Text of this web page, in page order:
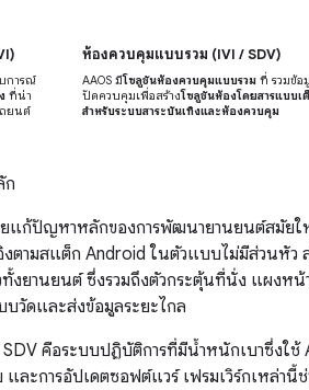
การณ์
ที่น่า
ยนต์
ห้องควบคุมแบบรวม (IVI / SDV)
AAOS มีโซลูชันห้องควบคุมแบบรวม ที่ รวมข้อ
ปัดควบคุมเพื่อสร้างโซลูชันห้องโดยสารแบบเ
สำหรับระบบสาระบันเทิงและห้องควบคุม
ก
แก้ปัญหาหลักของการพัฒนายานยนต์สมัยใ
ตามสแต็ก Android ในตัวแบบไม่มีส่วนหั
งยานยนต์ ซึ่งรวมถึงตัวกระตุ้นที่นั่ง แผงห
วัดและส่งข้อมูลระยะไกล
คือระบบปฏิบัติการที่มีน้ำหนักเบาซึ่งใช้
และการอัปเดตซอฟต์แวร์ เฟรมเวิร์กเหล่า